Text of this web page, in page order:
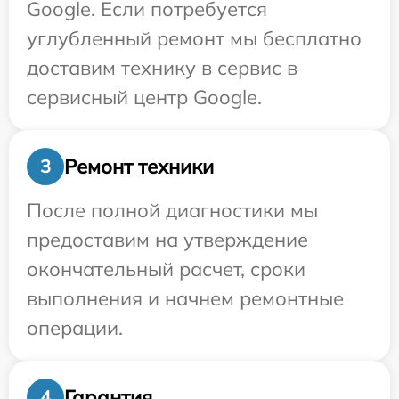
Google. Если потребуется
углубленный ремонт мы бесплатно
доставим технику в сервис в
сервисный центр Google.
3
Ремонт техники
После полной диагностики мы
предоставим на утверждение
окончательный расчет, сроки
выполнения и начнем ремонтные
операции.